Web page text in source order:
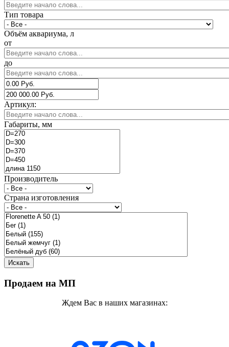
Тип товара
Объём аквариума, л
от
до
Артикул:
Габариты, мм
Производитель
Страна изготовления
Продаем на МП
Ждем Вас в наших магазинах: